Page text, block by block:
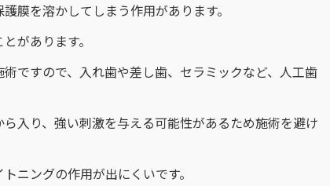
膜を溶かしてしまう作用があります。
があります。
ですので、入れ歯や差し歯、セラミックなど、人工歯
入り、強い刺激を与える可能性があるため施術を避け
ニングの作用が出にくいです。